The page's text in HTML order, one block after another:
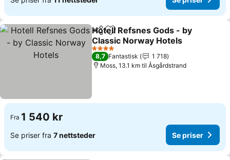
Del Legg til i favoritter
Hotell Refsnes Gods - by
Classic Norway Hotels
Se priser
4 Stjerner
8,7 Fantastisk
1 718
Moss, 13.1 km til Åsgårdstrand
Fra 1 540 kr
Se priser fra 7 nettsteder Se priser